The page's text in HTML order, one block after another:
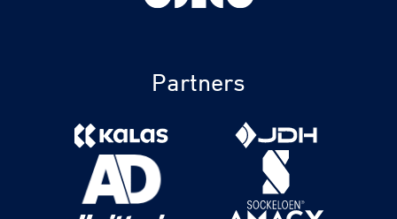
Partners